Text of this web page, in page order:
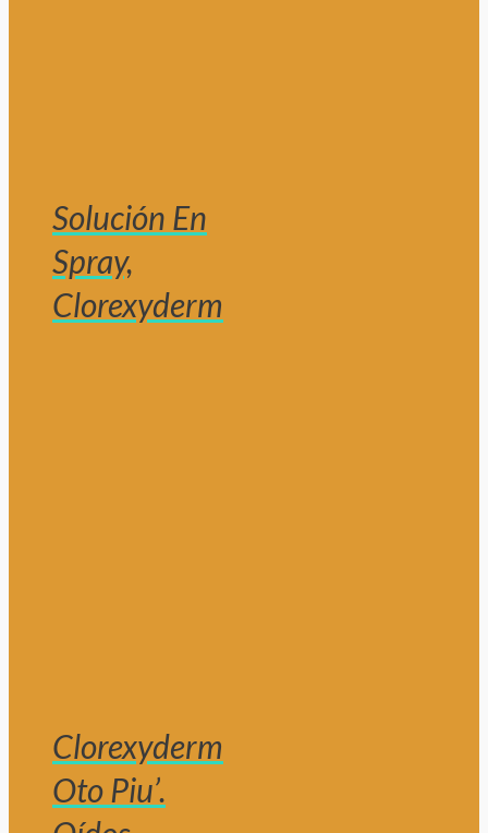
Solución En
Spray,
Clorexyderm
Clorexyderm
Oto Piu’.